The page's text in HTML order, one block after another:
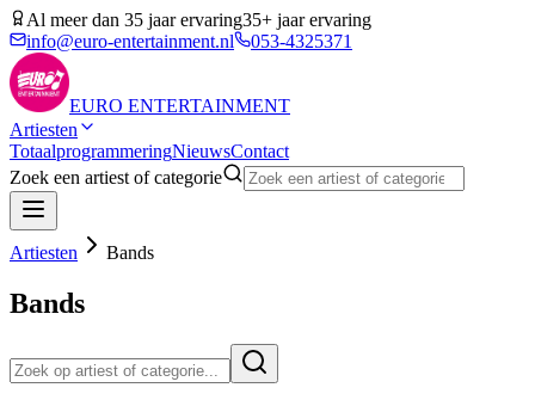
Al meer dan 35 jaar ervaring35+ jaar ervaring
info@euro-entertainment.nl
053-4325371
EURO ENTERTAINMENT
Artiesten
TotaalprogrammeringNieuwsContact
Zoek een artiest of categorie
Artiesten Bands
Bands